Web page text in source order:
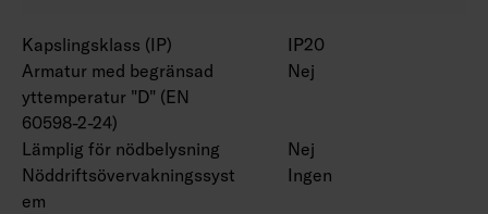
Kapslingsklass (IP)
IP20
Armatur med begränsad
yttemperatur "D" (EN
60598-2-24)
Nej
Lämplig för nödbelysning
Nej
Nöddriftsövervakningssyst
em
Ingen